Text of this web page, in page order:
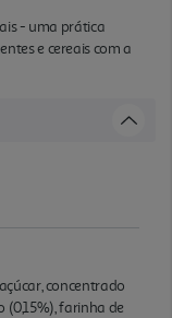
- uma prática
e cereais com a
concentrado
farinha de